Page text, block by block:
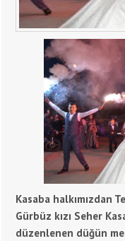
Kasaba halkımızdan
Gürbüz kızı Seher
düzenlenen düğün